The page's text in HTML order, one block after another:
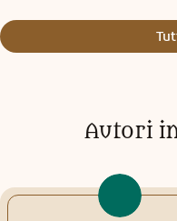
stanno cercando di
una stanza: per un
macchina, una frase
proprio a voi,
di direzione. Per alcuni, questo periodo porterà un
incontro: una persona
vibrazione familiare,
Autori